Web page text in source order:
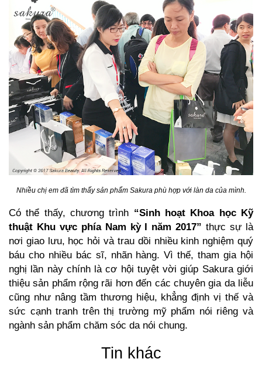
Nhiều chị em đã tìm thấy sản phẩm Sakura phù hợp với làn da của mình.
Có thể thấy, chương trình “Sinh hoạt Khoa học Kỹ
thuật Khu vực phía Nam kỳ I năm 2017” thực sự là
nơi giao lưu, học hỏi và trau dồi nhiều kinh nghiệm quý
báu cho nhiều bác sĩ, nhãn hàng. Vì thế, tham gia hội
nghị lần này chính là cơ hội tuyệt vời giúp Sakura giới
thiệu sản phẩm rộng rãi hơn đến các chuyên gia da liễu
cũng như nâng tầm thương hiệu, khẳng định vị thế và
sức cạnh tranh trên thị trường mỹ phẩm nói riêng và
ngành sản phẩm chăm sóc da nói chung.
Tin khác